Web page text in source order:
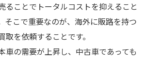
ることでトータルコストを抑えること
そこで重要なのが、海外に販路を持つ
を依頼することです。
車の需要が上昇し、中古車であっても